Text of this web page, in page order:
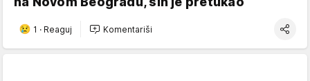
1 · Reaguj Komentariši